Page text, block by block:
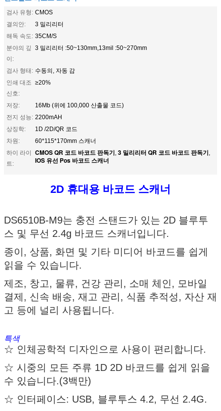
검사 유형: CMOS
결의안:
3 밀리리터
해독 속도: 35CM/S
분야의 깊
이:
3 밀리리터 :50~130mm,13mil :50~270mm
검사 형태: 수동의, 자동 감
인쇄 대조
신호:
≥20%
저장:
16Mb (위에 100,000 산출물 코드)
전지 성능: 2200mAH
상징학:
1D /2D/QR 코드
차원:
60*115*170mm 스캐너
하이 라이
트:
CMOS QR 코드 바코드 판독기, 3 밀리리터 QR 코드 바코드 판독기,
IOS 유선 Pos 바코드 스캐너
2D 휴대용 바코드 스캐너
DS6510B-M9는 충전 스탠드가 있는 2D 블루투
스 및 무선 2.4g 바코드 스캐너입니다.
종이, 상품, 화면 및 기타 미디어 바코드를 쉽게
읽을 수 있습니다.
제조, 창고, 물류, 건강 관리, 소매 체인, 모바일
결제, 신속 배송, 재고 관리, 식품 추적성, 자산 재
고 등에 널리 사용됩니다.
특색
☆ 인체공학적 디자인으로 사용이 편리합니다.
☆ 시중의 모든 주류 1D 2D 바코드를 쉽게 읽을
수 있습니다.(3백만)
☆ 인터페이스: USB, 블루투스 4.2, 무선 2.4G.